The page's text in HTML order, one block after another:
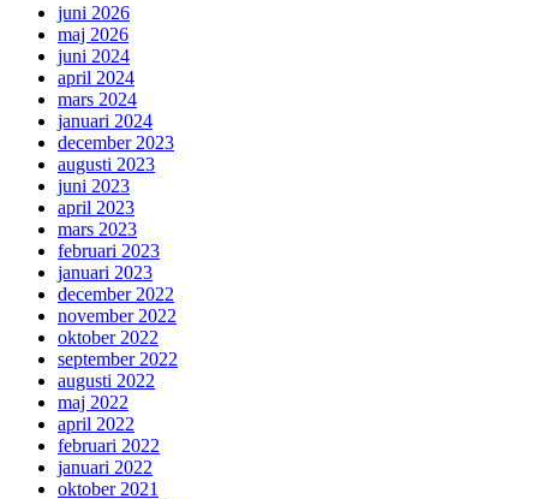
juni 2026
maj 2026
juni 2024
april 2024
mars 2024
januari 2024
december 2023
augusti 2023
juni 2023
april 2023
mars 2023
februari 2023
januari 2023
december 2022
november 2022
oktober 2022
september 2022
augusti 2022
maj 2022
april 2022
februari 2022
januari 2022
oktober 2021